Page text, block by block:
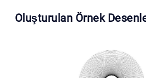
Oluşturulan Örnek